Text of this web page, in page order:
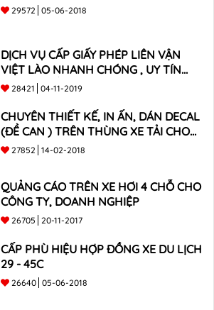
29572 05-06-2018
DỊCH VỤ CẤP GIẤY PHÉP LIÊN VẬN
VIỆT LÀO NHANH CHÓNG , UY TÍN
TOÀN QUỐC
28421 04-11-2019
CHUYÊN THIẾT KẾ, IN ẤN, DÁN DECAL
(ĐỀ CAN ) TRÊN THÙNG XE TẢI CHO
CÔNG TY
27852 14-02-2018
QUẢNG CÁO TRÊN XE HƠI 4 CHỖ CHO
CÔNG TY, DOANH NGHIỆP
26705 20-11-2017
CẤP PHÙ HIỆU HỢP ĐỒNG XE DU LỊCH
29 - 45C
26640 05-06-2018